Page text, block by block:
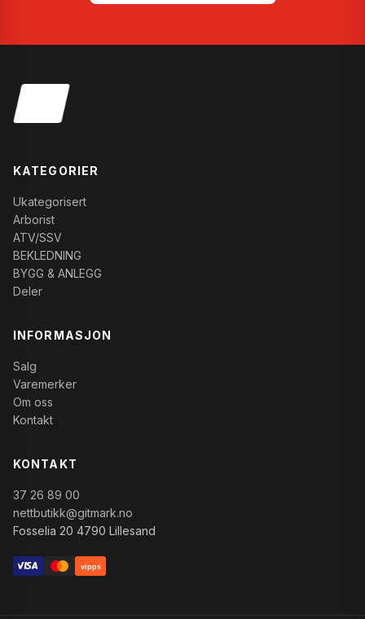
KATEGORIER
Ukategorisert
Arborist
ATV/SSV
BEKLEDNING
BYGG & ANLEGG
Deler
INFORMASJON
Salg
Varemerker
Om oss
Kontakt
KONTAKT
37 26 89 00
nettbutikk@gitmark.no
Fosselia 20 4790 Lillesand
vipps